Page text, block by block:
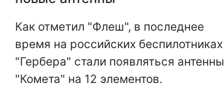
Как отметил "Флеш", в последнее
время на российских беспилотниках
"Гербера" стали появляться антенны
"Комета" на 12 элементов.